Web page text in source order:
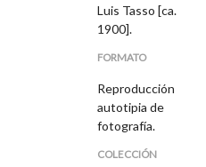
Luis Tasso [ca.
1900].
FORMATO
Reproducción
autotipia de
fotografía.
COLECCIÓN